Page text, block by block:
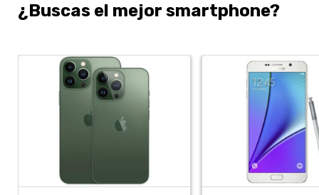
¿Buscas el mejor smartphone?